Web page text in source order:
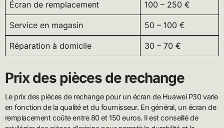
Écran de remplacement 100 – 250 €
Service en magasin 50 – 100 €
Réparation à domicile 30 – 70 €
Prix des pièces de rechange
Le prix des pièces de rechange pour un écran de Huawei P30 varie
en fonction de la qualité et du fournisseur. En général, un écran de
remplacement coûte entre 80 et 150 euros. Il est conseillé de